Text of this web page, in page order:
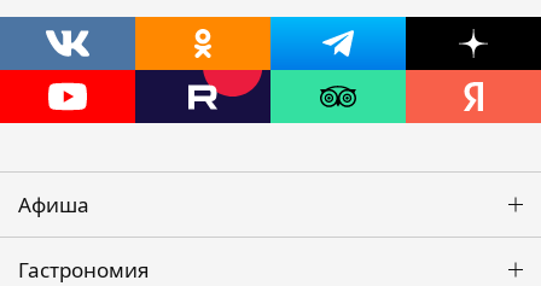
Афиша
Гастрономия